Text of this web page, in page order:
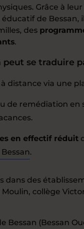
Grâce à
de Bessan,
des
.
peut se traduire
à distance via une
de remédiation en
en effectif réduit
.
dans des
Moulin, collège
Bessan (Bessan